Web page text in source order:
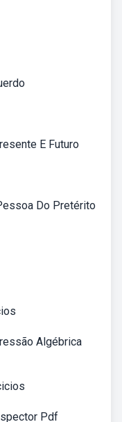
E Futuro
Do Pretérito
Algébrica
Pdf